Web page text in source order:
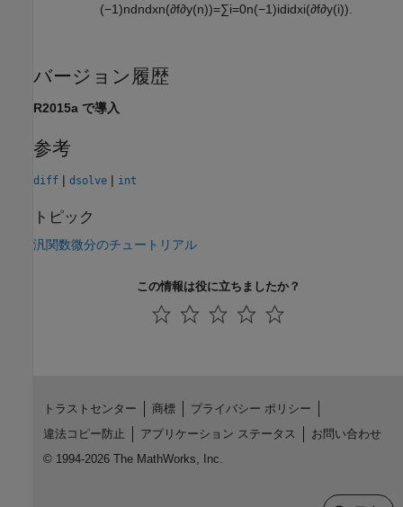
(−1)ndndxn(∂f∂y(n))=∑i=0n(−1)ididxi(∂f∂y(i))
バージョン履歴
R2015a で導入
参考
diff | dsolve | int
トピック
汎関数微分のチュートリアル
この情報は役に立ちましたか？
トラストセンター 商標
プライバシー ポリシー
違法コピー防止
アプリケーション ステータス
お問い合わせ
© 1994-2026 The MathWorks, Inc.